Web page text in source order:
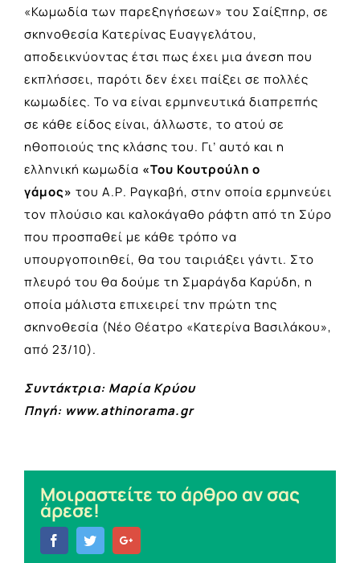
«Κωμωδία των παρεξηγήσεων» του Σαίξπηρ, σε
σκηνοθεσία Κατερίνας Ευαγγελάτου,
αποδεικνύοντας έτσι πως έχει μια άνεση που
εκπλήσσει, παρότι δεν έχει παίξει σε πολλές
κωμωδίες. Το να είναι ερμηνευτικά διαπρεπής
σε κάθε είδος είναι, άλλωστε, το ατού σε
ηθοποιούς της κλάσης του. Γι’ αυτό και η
ελληνική κωμωδία «Του Κουτρούλη ο
γάμος» του Α.Ρ. Ραγκαβή, στην οποία ερμηνεύει
τον πλούσιο και καλοκάγαθο ράφτη από τη Σύρο
που προσπαθεί με κάθε τρόπο να
υπουργοποιηθεί, θα του ταιριάξει γάντι. Στο
πλευρό του θα δούμε τη Σμαράγδα Καρύδη, η
οποία μάλιστα επιχειρεί την πρώτη της
σκηνοθεσία (Νέο Θέατρο «Κατερίνα Βασιλάκου»,
από 23/10).
Συντάκτρια: Μαρία Κρύου
Πηγή: www.athinorama.gr
Μοιραστείτε το άρθρο αν σας
άρεσε!
FacebookTwitter